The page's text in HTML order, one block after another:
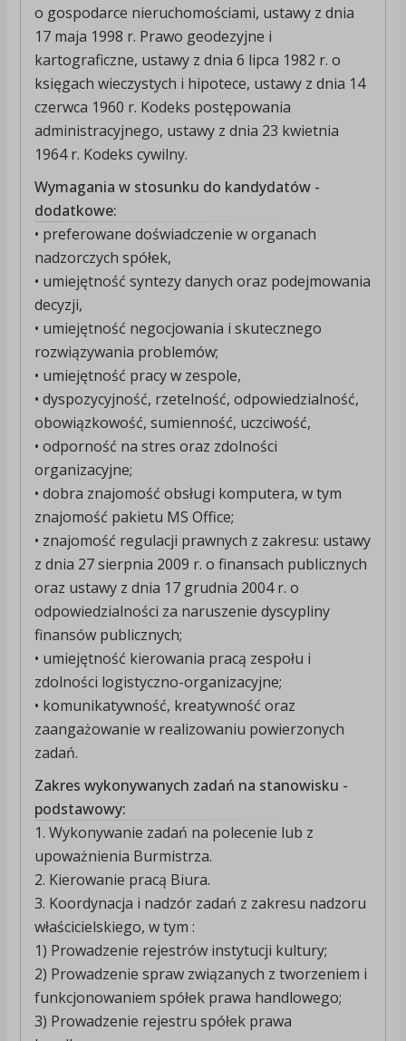
o gospodarce nieruchomościami, ustawy z dnia
17 maja 1998 r. Prawo geodezyjne i
kartograficzne, ustawy z dnia 6 lipca 1982 r. o
księgach wieczystych i hipotece, ustawy z dnia 14
czerwca 1960 r. Kodeks postępowania
administracyjnego, ustawy z dnia 23 kwietnia
1964 r. Kodeks cywilny.
Wymagania w stosunku do kandydatów -
dodatkowe:
• preferowane doświadczenie w organach
nadzorczych spółek,
• umiejętność syntezy danych oraz podejmowania
decyzji,
• umiejętność negocjowania i skutecznego
rozwiązywania problemów;
• umiejętność pracy w zespole,
• dyspozycyjność, rzetelność, odpowiedzialność,
obowiązkowość, sumienność, uczciwość,
• odporność na stres oraz zdolności
organizacyjne;
• dobra znajomość obsługi komputera, w tym
znajomość pakietu MS Office;
• znajomość regulacji prawnych z zakresu: ustawy
z dnia 27 sierpnia 2009 r. o finansach publicznych
oraz ustawy z dnia 17 grudnia 2004 r. o
odpowiedzialności za naruszenie dyscypliny
finansów publicznych;
• umiejętność kierowania pracą zespołu i
zdolności logistyczno-organizacyjne;
• komunikatywność, kreatywność oraz
zaangażowanie w realizowaniu powierzonych
zadań.
Zakres wykonywanych zadań na stanowisku -
podstawowy:
1. Wykonywanie zadań na polecenie lub z
upoważnienia Burmistrza.
2. Kierowanie pracą Biura.
3. Koordynacja i nadzór zadań z zakresu nadzoru
właścicielskiego, w tym :
1) Prowadzenie rejestrów instytucji kultury;
2) Prowadzenie spraw związanych z tworzeniem i
funkcjonowaniem spółek prawa handlowego;
3) Prowadzenie rejestru spółek prawa